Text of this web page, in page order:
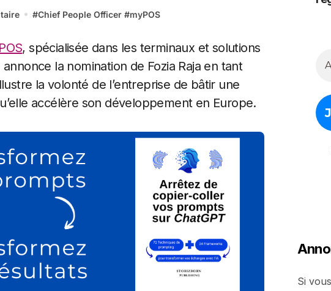
#Chief People Officer #myPOS
, spécialisée dans les terminaux et solutions
la nomination de Fozia Raja en tant
la volonté de l’entreprise de bâtir une
accélère son développement en Europe.
Si